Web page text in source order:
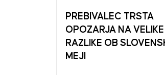
PREBIVALEC TRSTA
OPOZARJA NA VELIKE
RAZLIKE OB
MEJI